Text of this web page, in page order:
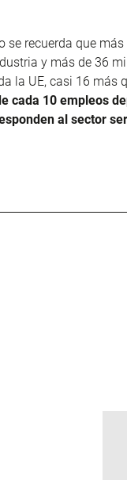
se recuerda que
y más de 36
la UE, casi 16 más
cada 10 empleos
al sector